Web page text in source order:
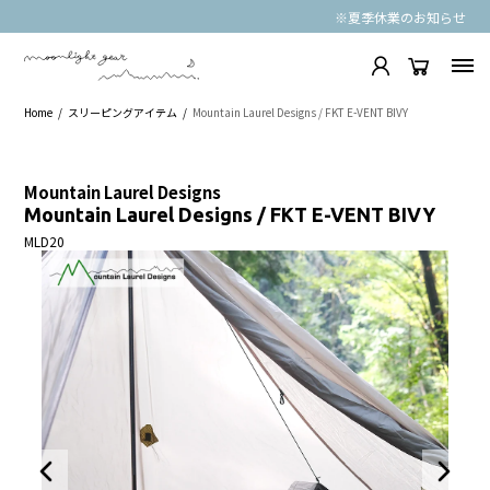
※夏季休業のお知らせ
Home スリーピングアイテム Mountain Laurel Designs / FKT E-VENT BIVY
Mountain Laurel Designs
Mountain Laurel Designs / FKT E-VENT BIVY
MLD20